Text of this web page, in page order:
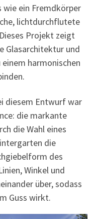
wie ein Fremdkörper
lichtdurchflutete
Projekt zeigt
Glasarchitektur und
harmonischen
diesem Entwurf war
die markante
die Wahl eines
die
des
Winkel und
über, sodass
Guss wirkt.